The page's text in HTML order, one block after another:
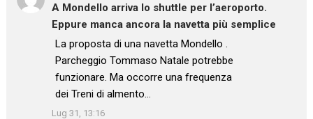
A Mondello arriva lo shuttle per l’aeroporto.
Eppure manca ancora la navetta più semplice
: “La proposta di una navetta Mondello .
Parcheggio Tommaso Natale potrebbe
funzionare. Ma occorre una frequenza
dei Treni di almento…
”
Lug 31, 13:16